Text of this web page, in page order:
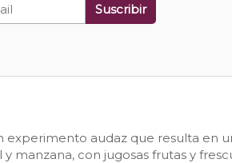
Suscribir
experimento audaz que resulta en
manzana, con jugosas frutas y